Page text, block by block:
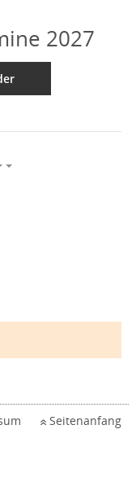
2027
Seitenanfang